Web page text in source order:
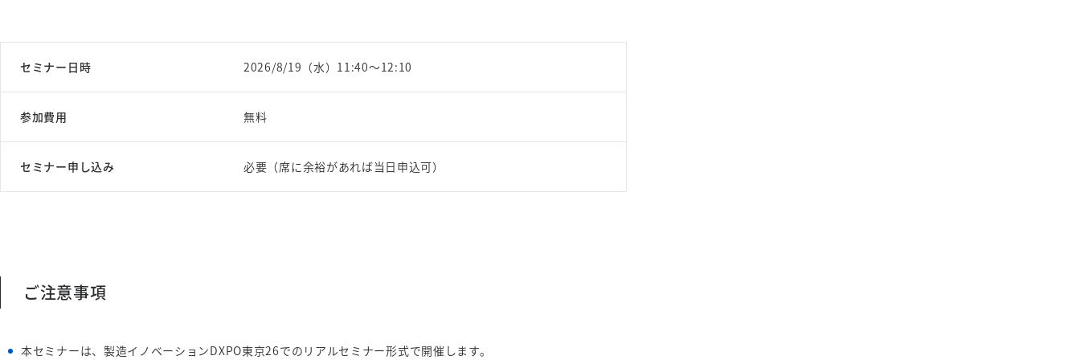
セミナー日時 2026/8/19（水）11:40～12:10
参加費用 無料
セミナー申し込み 必要（席に余裕があれば当日申込可）
ご注意事項
本セミナーは、製造イノベーションDXPO東京26でのリアルセミナー形式で開催します。